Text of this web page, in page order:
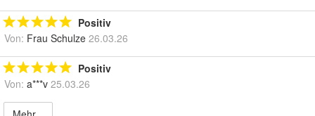
Positiv
Von: Frau Schulze 26.03.26
Positiv
Von: a***v 25.03.26